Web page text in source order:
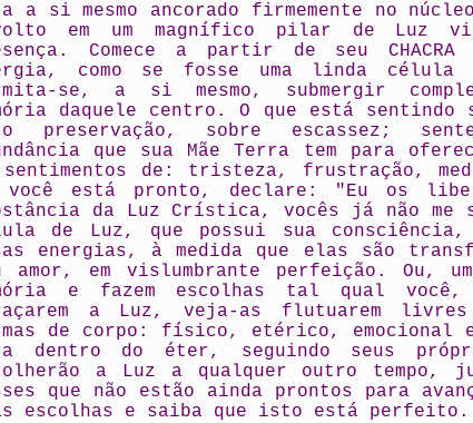
a si mesmo ancorado firmemente no
em um magnífico pilar de Luz
Comece a partir de seu
como se fosse uma linda
se, a si mesmo, submergir
daquele centro. O que está sentindo
preservação, sobre escassez;
que sua Mãe Terra tem para
sentimentos de: tristeza, frustração,
você está pronto, declare: "Eu os
da Luz Crística, vocês já não me
de Luz, que possui sua
energias, à medida que elas são
amor, em vislumbrante perfeição. Ou,
e fazem escolhas tal qual você,
a Luz, veja-as flutuarem
de corpo: físico, etérico, emocional
dentro do éter, seguindo seus
a Luz a qualquer outro tempo,
que não estão ainda prontos para
escolhas e saiba que isto está perfeito.